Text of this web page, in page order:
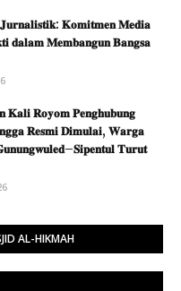
𝐊𝐨𝐦𝐢𝐭𝐦𝐞𝐧 𝐌𝐞𝐝𝐢𝐚
𝐝𝐚𝐥𝐚𝐦 𝐌𝐞𝐦𝐛𝐚𝐧𝐠𝐮𝐧 𝐁𝐚𝐧𝐠𝐬𝐚
𝐊𝐚𝐥𝐢 𝐑𝐨𝐲𝐨𝐦 𝐏𝐞𝐧𝐠𝐡𝐮𝐛𝐮𝐧𝐠
𝐑𝐞𝐬𝐦𝐢 𝐃𝐢𝐦𝐮𝐥𝐚𝐢, 𝐖𝐚𝐫𝐠𝐚
𝐓𝐮𝐫𝐮𝐭
AL-HIKMAH